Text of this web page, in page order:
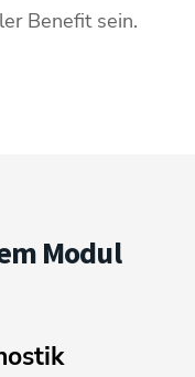
Benefit sein.
Modul